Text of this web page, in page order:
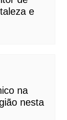
e
na
nesta